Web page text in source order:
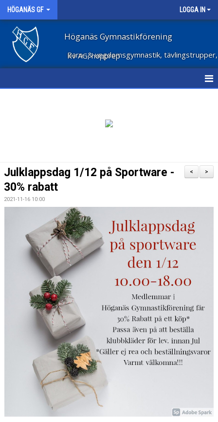
HÖGANÄS GF LOGGA IN
Höganäs Gymnastikförening
Barn- & ungdomsgymnastik, tävlingstrupper, Kv AG, hopprep
FÖRENINGSKLÄDER
FÖRENINGSKALENDER
PROJEKT IP SATSNING
ANMÄLAN
>
<
Julklappsdag 1/12 på Sportware -
30% rabatt
2021-11-16 10:00